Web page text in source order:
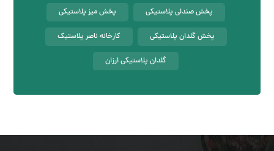
پخش صندلی پلاستیکی پخش میز پلاستیکی
پخش گلدان پلاستیکی کارخانه ناصر پلاستیک
گلدان پلاستیکی ارزان